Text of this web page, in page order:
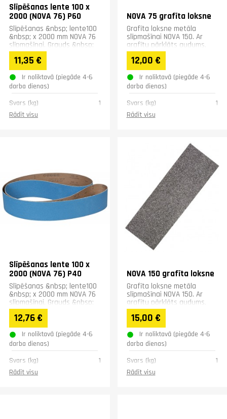
Slīpēšanas lente 100 x
2000 (NOVA 76) P60
Slīpēšanas &nbsp; lente100
&nbsp; x 2000 mm NOVA 76
slīpmašīnai. Grauds &nbsp;
P60
11,35 €
Ir noliktavā (piegāde 4-6
darba dienas)
Svars (kg)
1
Rādīt visu
NOVA 75 grafīta loksne
Grafīta loksne metāla
slīpmašīnai NOVA 150. Ar
grafītu pārklāts audums,
stiprināšanai zem
slīpmašīnas lentes, lai
novērstu...
12,00 €
Ir noliktavā (piegāde 4-6
darba dienas)
Svars (kg)
1
Rādīt visu
Slīpēšanas lente 100 x
2000 (NOVA 76) P40
Slīpēšanas &nbsp; lente100
&nbsp; x 2000 mm NOVA 76
slīpmašīnai. Grauds &nbsp;
P40
12,76 €
Ir noliktavā (piegāde 4-6
darba dienas)
Svars (kg)
1
Rādīt visu
NOVA 150 grafīta loksne
Grafīta loksne metāla
slīpmašīnai NOVA 150. Ar
grafītu pārklāts audums,
stiprināšanai zem
slīpmašīnas lentes, lai
novērstu...
15,00 €
Ir noliktavā (piegāde 4-6
darba dienas)
Svars (kg)
1
Rādīt visu